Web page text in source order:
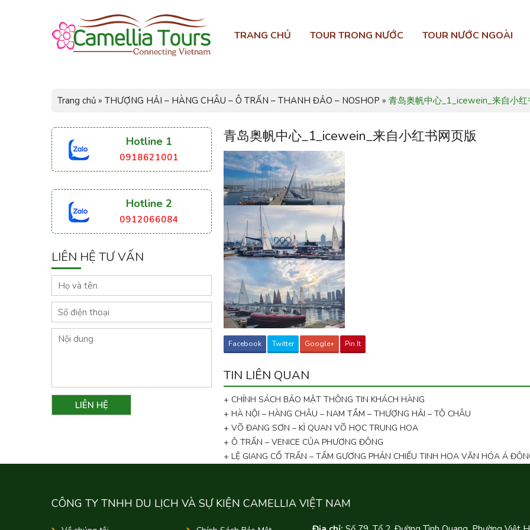
TRANG CHỦ TOUR TRONG NƯỚC TOUR NƯỚC NGOÀI
Trang chủ » THƯỢNG HẢI – HÀNG CHÂU – Ô TRẤN – THANH ĐẢO – NOSHOP » 青岛奥帆中心_1_icewein_来自小
青岛奥帆中心_1_icewein_来自小红书网页版
Facebook Twitter Google+ Pin It
TIN LIÊN QUAN
+ CHÍNH SÁCH BẢO MẬT THÔNG TIN KHÁCH HÀNG
+ HÀ NỘI – HÀNG CHÂU – NAM TẦM – THƯỢNG HẢI – TÔ CHÂU
+ VÕ ĐANG SƠN – KÌ QUAN VÕ HỌC TRUNG HOA
+ Ô TRẤN – VENICE CỦA PHƯƠNG ĐÔNG
+ LỆ GIANG CỔ TRẤN – TẤM GƯƠNG PHẢN CHIẾU TINH HOA VĂN HÓA Á
Hotline 1
0918621001
Hotline 2
0912066084
LIÊN HỆ TƯ VẤN
CÔNG TY TNHH DU LỊCH VÀ SỰ KIỆN CAMELLIA VIỆT NAM